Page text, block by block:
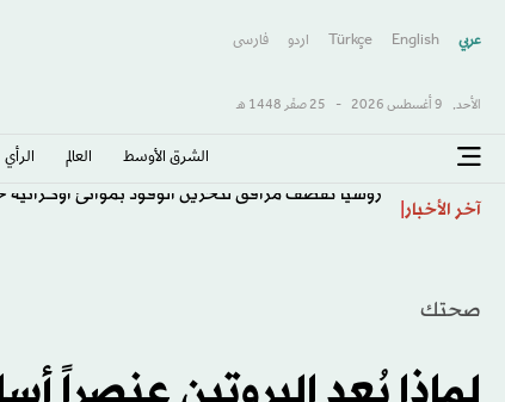
عربي English
Türkçe اردو فارسى
الأحد, 9 أغسطس 2026 - 25 صفَر 1448 هـ
الشرق الأوسط​ العالم الرأي
آخر الأخبار روسيا تقصف مرافق لتخزين الوقود بموانئ أوكرانية
صحتك